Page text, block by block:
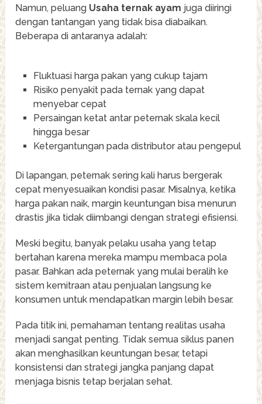
Namun, peluang Usaha ternak ayam juga diiringi
dengan tantangan yang tidak bisa diabaikan.
Beberapa di antaranya adalah:
Fluktuasi harga pakan yang cukup tajam
Risiko penyakit pada ternak yang dapat
menyebar cepat
Persaingan ketat antar peternak skala kecil
hingga besar
Ketergantungan pada distributor atau pengepul
Di lapangan, peternak sering kali harus bergerak
cepat menyesuaikan kondisi pasar. Misalnya, ketika
harga pakan naik, margin keuntungan bisa menurun
drastis jika tidak diimbangi dengan strategi efisiensi.
Meski begitu, banyak pelaku usaha yang tetap
bertahan karena mereka mampu membaca pola
pasar. Bahkan ada peternak yang mulai beralih ke
sistem kemitraan atau penjualan langsung ke
konsumen untuk mendapatkan margin lebih besar.
Pada titik ini, pemahaman tentang realitas usaha
menjadi sangat penting. Tidak semua siklus panen
akan menghasilkan keuntungan besar, tetapi
konsistensi dan strategi jangka panjang dapat
menjaga bisnis tetap berjalan sehat.